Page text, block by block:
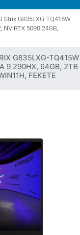
Strix G835LXG-TQ415W
NV RTX 5090 24GB,
G835LXG-TQ415W
9 290HX, 64GB, 2TB
FEKETE